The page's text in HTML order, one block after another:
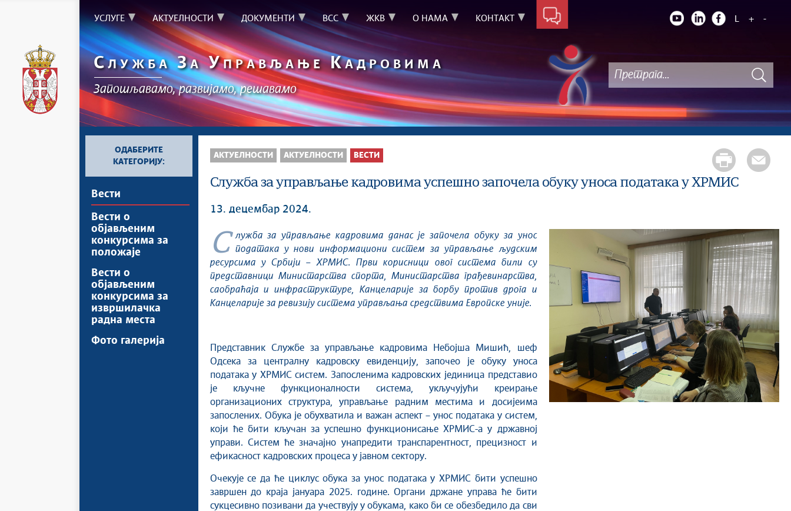
УСЛУГЕ АКТУЕЛНОСТИ ДОКУМЕНТИ ВСС ЖКВ О НАМА КОНТАКТ L + -
СЛУЖБА ЗАУПРАВЉАЊЕКАДРОВИМА
Запошљавамо, развијамо, решавамо
ОДАБЕРИТЕ
КАТЕГОРИЈУ:
Вести
Вести о
објављеним
конкурсима за
положаје
Вести о
објављеним
конкурсима за
извршилачка
радна места
Фото галерија
АКТУЕЛНОСТИ АКТУЕЛНОСТИ ВЕСТИ
Служба за управљање кадровима успешно започела обуку уноса података у ХРМИС
13. децембар 2024.
Служба за управљање кадровима данас је започела обуку за унос
података у нови информациони систем за управљање људским
ресурсима у Србији – ХРМИС. Први корисници овог система били су
представници Министарства спорта, Министарства грађевинарства,
саобраћаја и инфраструктуре, Канцеларије за борбу против дрога и
Канцеларије за ревизију система управљања средствима Европске уније.
Представник Службе за управљање кадровима Небојша Мишић, шеф
Одсека за централну кадровску евиденцију, започео је обуку уноса
података у ХРМИС систем. Запосленима кадровских јединица представио
је кључне функционалности система, укључујући креирање
организационих структура, управљање радним местима и досијеима
запослених. Обука је обухватила и важан аспект – унос података у систем,
који ће бити кључан за успешно функционисање ХРМИС-а у државној
управи. Систем ће значајно унапредити транспарентност, прецизност и
ефикасност кадровских процеса у јавном сектору.
Очекује се да ће циклус обука за унос података у ХРМИС бити успешно
завршен до краја јануара 2025. године. Органи држане управа ће бити
сукцесивно позивани да учествују у обукама, како би се обезбедило да сви